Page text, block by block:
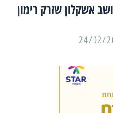
אשקלון שזרק רימון